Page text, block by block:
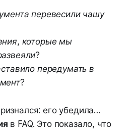
перевесили чашу
которые мы
передумать в
его убедила…
в FAQ. Это показало, что